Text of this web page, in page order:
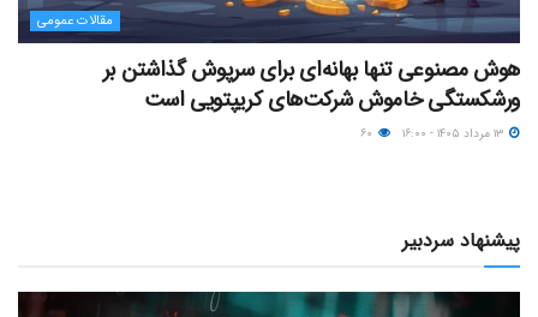
مقالات عمومی
هوش مصنوعی تنها بهانه‌ای برای سرپوش گذاشتن بر
ورشکستگی خاموش شرکت‌های کریپتویی است
پیشنهاد سردبیر